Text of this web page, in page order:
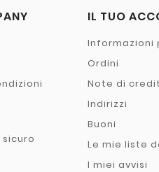
IL TUO
Informazioni
Ordini
Note di
Indirizzi
Buoni
Le mie liste
I miei avvisi